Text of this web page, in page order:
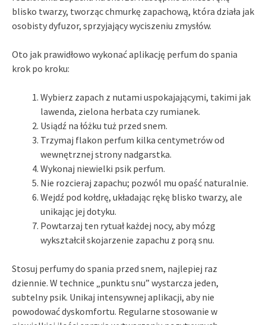
blisko twarzy, tworząc chmurkę zapachową, która działa jak
osobisty dyfuzor, sprzyjający wyciszeniu zmysłów.
Oto jak prawidłowo wykonać aplikację perfum do spania
krok po kroku:
Wybierz zapach z nutami uspokajającymi, takimi jak
lawenda, zielona herbata czy rumianek.
Usiądź na łóżku tuż przed snem.
Trzymaj flakon perfum kilka centymetrów od
wewnętrznej strony nadgarstka.
Wykonaj niewielki psik perfum.
Nie rozcieraj zapachu; pozwól mu opaść naturalnie.
Wejdź pod kołdrę, układając rękę blisko twarzy, ale
unikając jej dotyku.
Powtarzaj ten rytuał każdej nocy, aby mózg
wykształcił skojarzenie zapachu z porą snu.
Stosuj perfumy do spania przed snem, najlepiej raz
dziennie. W technice „punktu snu” wystarcza jeden,
subtelny psik. Unikaj intensywnej aplikacji, aby nie
powodować dyskomfortu. Regularne stosowanie w